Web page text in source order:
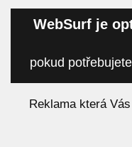
WebSurf je
pokud
Reklama která